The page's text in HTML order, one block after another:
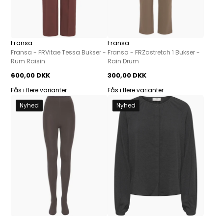
Fransa
Fransa - FRVitae Tessa Bukser -
Rum Raisin
600,00 DKK
Fås i flere varianter
Fransa
Fransa - FRZastretch 1 Bukser -
Rain Drum
300,00 DKK
Fås i flere varianter
Nyhed
Nyhed